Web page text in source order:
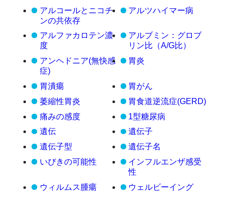
アルコールとニコチ
ンの共依存
アルツハイマー病
アルファカロテン濃
度
アルブミン：グロブ
リン比（A/G比）
アンヘドニア(無快感
症)
胃炎
胃潰瘍
胃がん
萎縮性胃炎
胃食道逆流症(GERD)
痛みの感度
1型糖尿病
遺伝
遺伝子
遺伝子型
遺伝子名
いびきの可能性
インフルエンザ感受
性
ウィルムス腫瘍
ウェルビーイング